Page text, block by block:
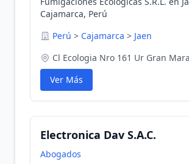
Cajamarca, Perú
Perú > Cajamarca > Jaen
Cl Ecologia Nro 161 Ur Gran
Ver Más
Electronica Dav S.A.C.
Abogados